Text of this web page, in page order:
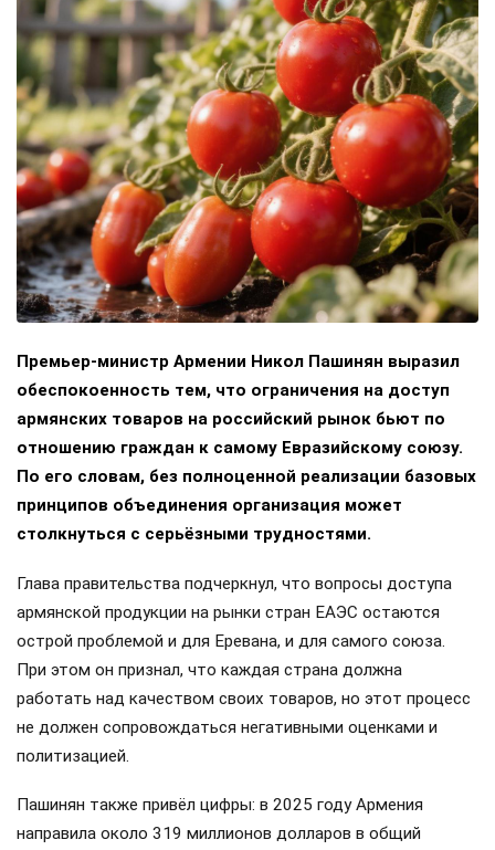
Премьер-министр Армении Никол Пашинян выразил
обеспокоенность тем, что ограничения на доступ
армянских товаров на российский рынок бьют по
отношению граждан к самому Евразийскому союзу.
По его словам, без полноценной реализации базовых
принципов объединения организация может
столкнуться с серьёзными трудностями.
Глава правительства подчеркнул, что вопросы доступа
армянской продукции на рынки стран ЕАЭС остаются
острой проблемой и для Еревана, и для самого союза.
При этом он признал, что каждая страна должна
работать над качеством своих товаров, но этот процесс
не должен сопровождаться негативными оценками и
политизацией.
Пашинян также привёл цифры: в 2025 году Армения
направила около 319 миллионов долларов в общий